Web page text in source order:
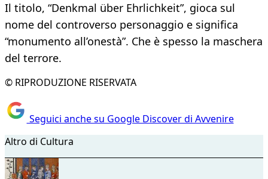
Il titolo, “Denkmal über Ehrlichkeit”, gioca sul
nome del controverso personaggio e significa
“monumento all’onestà”. Che è spesso la maschera
del terrore.
© RIPRODUZIONE RISERVATA
Seguici anche su Google Discover di Avvenire
Altro di Cultura